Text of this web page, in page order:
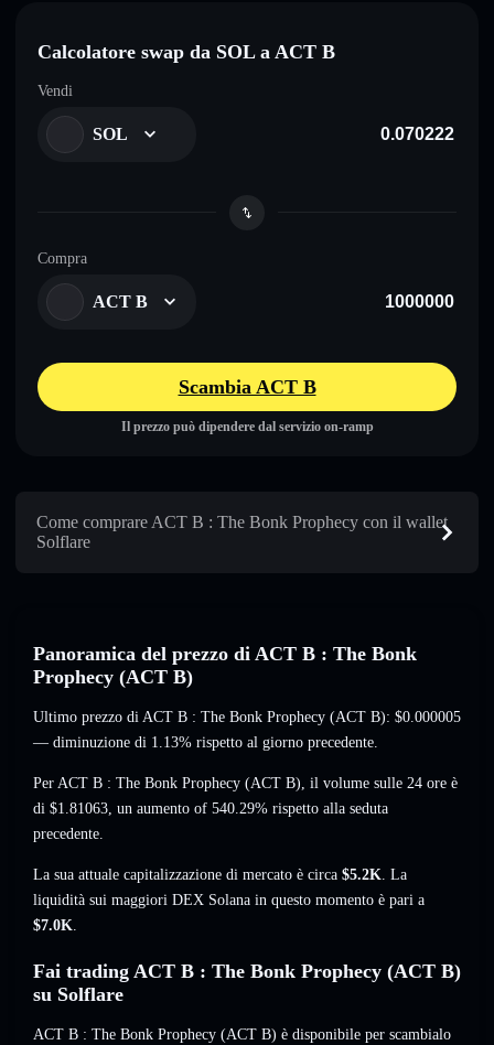
Calcolatore swap da SOL a ACT B
Vendi
SOL
Compra
ACT B
Scambia ACT B
Il prezzo può dipendere dal servizio on-ramp
Come comprare ACT B : The Bonk Prophecy con il wallet
Solflare
Panoramica del prezzo di ACT B : The Bonk
Prophecy (ACT B)
Ultimo prezzo di ACT B : The Bonk Prophecy (ACT B): $0.000005
— diminuzione di 1.13% rispetto al giorno precedente.
Per ACT B : The Bonk Prophecy (ACT B), il volume sulle 24 ore è
di $1.81063, un aumento of 540.29% rispetto alla seduta
precedente.
La sua attuale capitalizzazione di mercato è circa $5.2K. La
liquidità sui maggiori DEX Solana in questo momento è pari a
$7.0K.
Fai trading ACT B : The Bonk Prophecy (ACT B)
su Solflare
ACT B : The Bonk Prophecy (ACT B) è disponibile per scambialo